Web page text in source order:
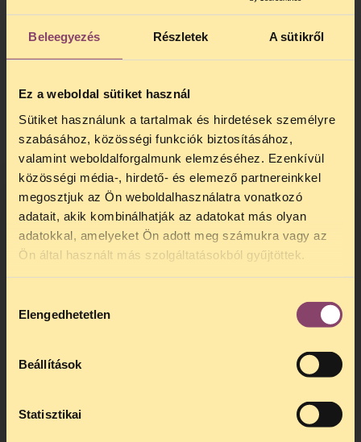
Beleegyezés Részletek A sütikről
Ez a weboldal sütiket használ
Sütiket használunk a tartalmak és hirdetések személyre
szabásához, közösségi funkciók biztosításához,
valamint weboldalforgalmunk elemzéséhez. Ezenkívül
közösségi média-, hirdető- és elemező partnereinkkel
megosztjuk az Ön weboldalhasználatra vonatkozó
adatait, akik kombinálhatják az adatokat más olyan
adatokkal, amelyeket Ön adott meg számukra vagy az
Ön által használt más szolgáltatásokból gyűjtöttek.
kiválasztása
Elengedhetetlen
Beállítások
Statisztikai
adatszerzés vagy titkos információgyűjtés
eredeti céljával.”
[origo]
Fontos bizonyítékok veszhetnek el –
Népszabadság
Módosíttatják a törvényt a lehallgatási
ügyekben – Népszabadság
TELEFONOS JOGSEGÉLY
SZÜNET!
hogytelefonos jogsegélyünk július 27 és
telefonos jogsegély
kedden, 13 és 15 óra között lesz
alatt is elér minket.